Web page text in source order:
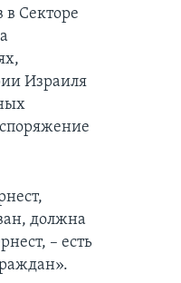
в Секторе
Израиля
должна
– есть